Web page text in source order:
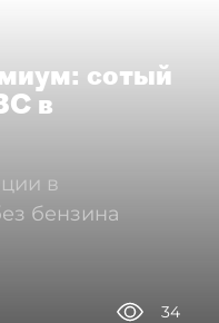
сотый
в
в
бензина
34